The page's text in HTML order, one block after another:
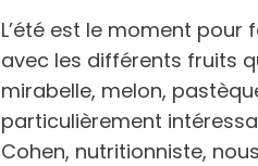
L’été est le moment pour
avec les différents fruits
mirabelle, melon,
particulièrement
Cohen, nutritionniste,